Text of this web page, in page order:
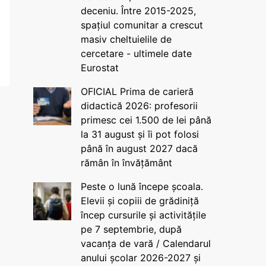
deceniu. Între 2015-2025,
spațiul comunitar a crescut
masiv cheltuielile de
cercetare - ultimele date
Eurostat
OFICIAL Prima de carieră
didactică 2026: profesorii
primesc cei 1.500 de lei până
la 31 august și îi pot folosi
până în august 2027 dacă
rămân în învățământ
Peste o lună începe școala.
Elevii și copiii de grădiniță
încep cursurile și activitățile
pe 7 septembrie, după
vacanța de vară / Calendarul
anului școlar 2026-2027 și